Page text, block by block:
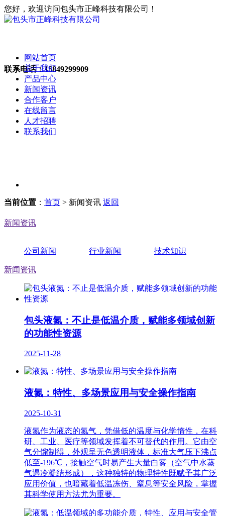
您好，欢迎访问包头市正峰科技有限公司！
联系电话：15849299909
网站首页
关于我们
产品中心
新闻资讯
合作客户
在线留言
人才招聘
联系我们
当前位置 ： 首页 > 新闻资讯 返回
新闻资讯
公司新闻 行业新闻 技术知识
新闻资讯
包头液氮：不止是低温介质，赋能多领域创新
的功能性资源
2025-11-28
液氮：特性、多场景应用与安全操作指南
2025-10-31
液氮作为液态的氮气，凭借低的温度与化学惰性，在科
研、工业、医疗等领域发挥着不可替代的作用。它由空
气分馏制得，外观呈无色透明液体，标准大气压下沸点
低至-196℃，接触空气时易产生大量白雾（空气中水蒸
气遇冷凝结形成），这种独特的物理特性既赋予其广泛
应用价值，也暗藏着低温冻伤、窒息等安全风险，掌握
其科学使用方法尤为重要。